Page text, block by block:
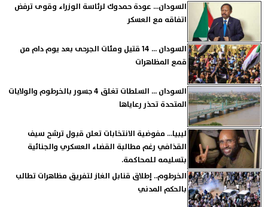
السودان... عودة حمدوك لرئاسة الوزراء وقوى ترفض
اتفاقه مع العسكر
السودان ... 14 قتيل ومئات الجرحى بعد يوم دام من
قمع المظاهرات
السودان ... السلطات تغلق 4 جسور بالخرطوم والولايات
المتحدة تحذر رعاياها
ليبيا... مفوضية الانتخابات تعلن قبول ترشح سيف
القذافي رغم مطالبة القضاء العسكري والجنائية
بتسليمه للمحاكمة.
الخرطوم.. إطلاق قنابل الغاز لتفريق مظاهرات تطالب
بالحكم المدني